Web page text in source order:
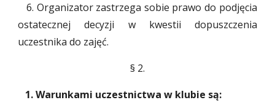
6. Organizator zastrzega sobie prawo do podjęcia
ostatecznej decyzji w kwestii dopuszczenia
uczestnika do zajęć.
§ 2.
1. Warunkami uczestnictwa w klubie są: